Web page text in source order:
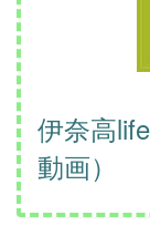
伊奈高
動画）